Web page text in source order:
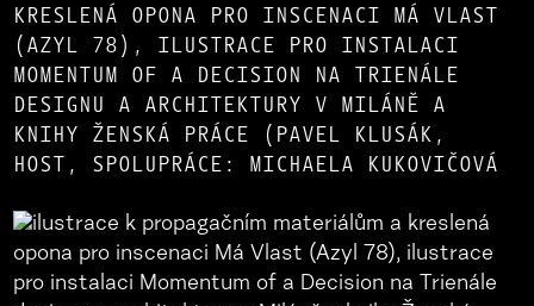
KRESLENÁ OPONA PRO INSCENACI MÁ VLAST
(AZYL 78), ILUSTRACE PRO INSTALACI
MOMENTUM OF A DECISION NA TRIENÁLE
DESIGNU A ARCHITEKTURY V MILÁNĚ A
KNIHY ŽENSKÁ PRÁCE (PAVEL KLUSÁK,
HOST, SPOLUPRÁCE: MICHAELA KUKOVIČOVÁ